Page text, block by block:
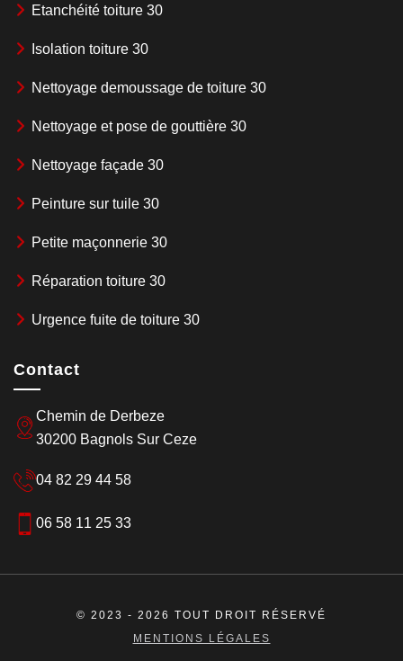
Etanchéité toiture 30
Isolation toiture 30
Nettoyage demoussage de toiture 30
Nettoyage et pose de gouttière 30
Nettoyage façade 30
Peinture sur tuile 30
Petite maçonnerie 30
Réparation toiture 30
Urgence fuite de toiture 30
Contact
Chemin de Derbeze
30200 Bagnols Sur Ceze
04 82 29 44 58
06 58 11 25 33
© 2023 - 2026 TOUT DROIT RÉSERVÉ
MENTIONS LÉGALES